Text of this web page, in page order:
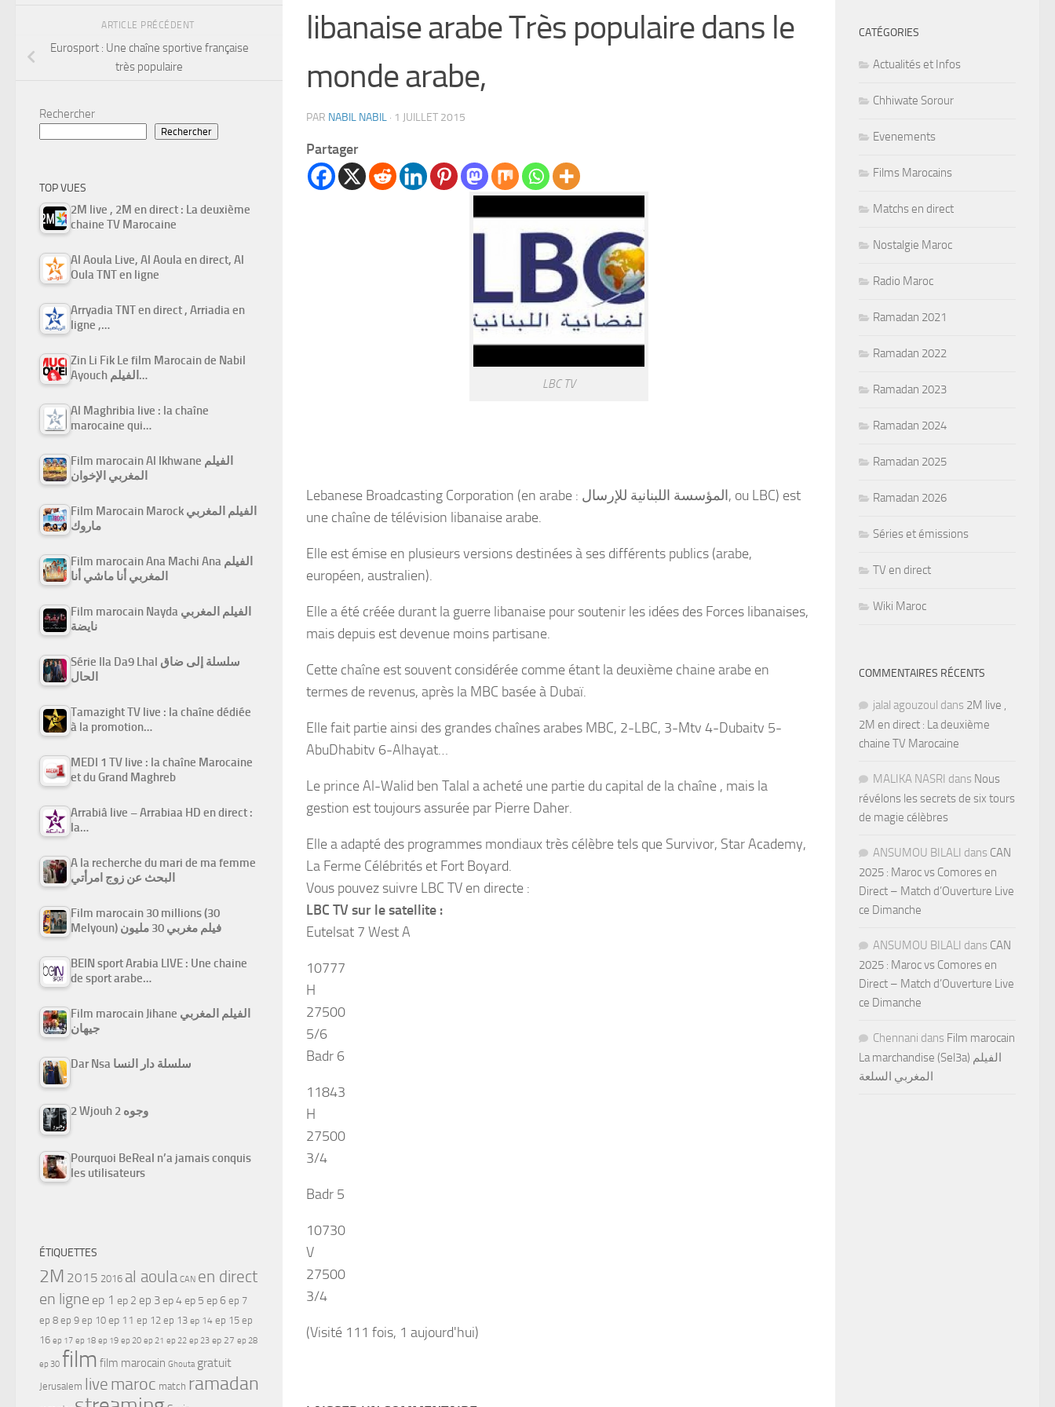
libanaise arabe Très populaire dans le
monde arabe,
PAR NABIL NABIL · 1 JUILLET 2015
Partager
LBC TV
Lebanese Broadcasting Corporation (en arabe : المؤسسة اللبنانية للإرسال, ou LBC) est
une chaîne de télévision libanaise arabe.
Elle est émise en plusieurs versions destinées à ses différents publics (arabe,
européen, australien).
Elle a été créée durant la guerre libanaise pour soutenir les idées des Forces libanaises,
mais depuis est devenue moins partisane.
Cette chaîne est souvent considérée comme étant la deuxième chaine arabe en
termes de revenus, après la MBC basée à Dubaï.
Elle fait partie ainsi des grandes chaînes arabes MBC, 2-LBC, 3-Mtv 4-Dubaitv 5-
AbuDhabitv 6-Alhayat…
Le prince Al-Walid ben Talal a acheté une partie du capital de la chaîne , mais la
gestion est toujours assurée par Pierre Daher.
Elle a adapté des programmes mondiaux très célèbre tels que Survivor, Star Academy,
La Ferme Célébrités et Fort Boyard.
Vous pouvez suivre LBC TV en directe :
LBC TV sur le satellite :
Eutelsat 7 West A
10777
H
27500
5/6
Badr 6
11843
H
27500
3/4
Badr 5
10730
V
27500
3/4
(Visité 111 fois, 1 aujourd'hui)
ARTICLE PRÉCÉDENT
Eurosport : Une chaîne sportive française
très populaire
Rechercher
Rechercher
TOP VUES
2M live , 2M en direct : La deuxième
chaine TV Marocaine
Al Aoula Live, Al Aoula en direct, Al
Oula TNT en ligne
Arryadia TNT en direct , Arriadia en
ligne ,…
Zin Li Fik Le film Marocain de Nabil
Ayouch الفيلم…
Al Maghribia live : la chaîne
marocaine qui…
Film marocain Al Ikhwane الفيلم
المغربي الإخوان
Film Marocain Marock الفيلم المغربي
ماروك
Film marocain Ana Machi Ana الفيلم
المغربي أنا ماشي أنا
Film marocain Nayda الفيلم المغربي
نايضة
Série Ila Da9 Lhal سلسلة إلى ضاق
الحال
Tamazight TV live : la chaîne dédiée
à la promotion…
MEDI 1 TV live : la chaîne Marocaine
et du Grand Maghreb
Arrabiâ live – Arrabiaa HD en direct :
la…
A la recherche du mari de ma femme
البحث عن زوج امرأتي
Film marocain 30 millions (30
Melyoun) فيلم مغربي 30 مليون
BEIN sport Arabia LIVE : Une chaine
de sport arabe…
Film marocain Jihane الفيلم المغربي
جيهان
Dar Nsa سلسلة دار النسا
2 Wjouh 2 وجوه
Pourquoi BeReal n’a jamais conquis
les utilisateurs
ÉTIQUETTES
2M 2015 2016 al aoula CAN en direct
en ligne ep 1 ep 2 ep 3ep 4ep 5 ep 6 ep 7
ep 8 ep 9 ep 10 ep 11 ep 12 ep 13 ep 14 ep 15 ep
16 ep 17 ep 18 ep 19 ep 20 ep 21 ep 22 ep 23 ep 27 ep 28
ep 30 film film marocain Ghouta gratuit
Jerusalem live maroc match ramadan
CATÉGORIES
Actualités et Infos
Chhiwate Sorour
Evenements
Films Marocains
Matchs en direct
Nostalgie Maroc
Radio Maroc
Ramadan 2021
Ramadan 2022
Ramadan 2023
Ramadan 2024
Ramadan 2025
Ramadan 2026
Séries et émissions
TV en direct
Wiki Maroc
COMMENTAIRES RÉCENTS
jalal agouzoul dans 2M live ,
2M en direct : La deuxième
chaine TV Marocaine
MALIKA NASRI dans Nous
révélons les secrets de six tours
de magie célèbres
ANSUMOU BILALI dans CAN
2025 : Maroc vs Comores en
Direct – Match d’Ouverture Live
ce Dimanche
ANSUMOU BILALI dans CAN
2025 : Maroc vs Comores en
Direct – Match d’Ouverture Live
ce Dimanche
Chennani dans Film marocain
La marchandise (Sel3a) الفيلم
المغربي السلعة